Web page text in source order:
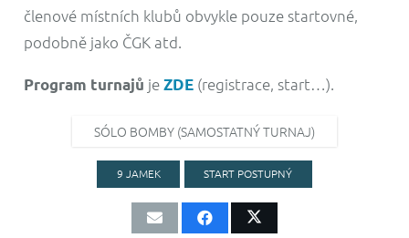
členové místních klubů obvykle pouze startovné,
podobně jako ČGK atd.
Program turnajů je ZDE (registrace, start…).
SÓLO BOMBY (SAMOSTATNÝ TURNAJ)
9 JAMEK START POSTUPNÝ